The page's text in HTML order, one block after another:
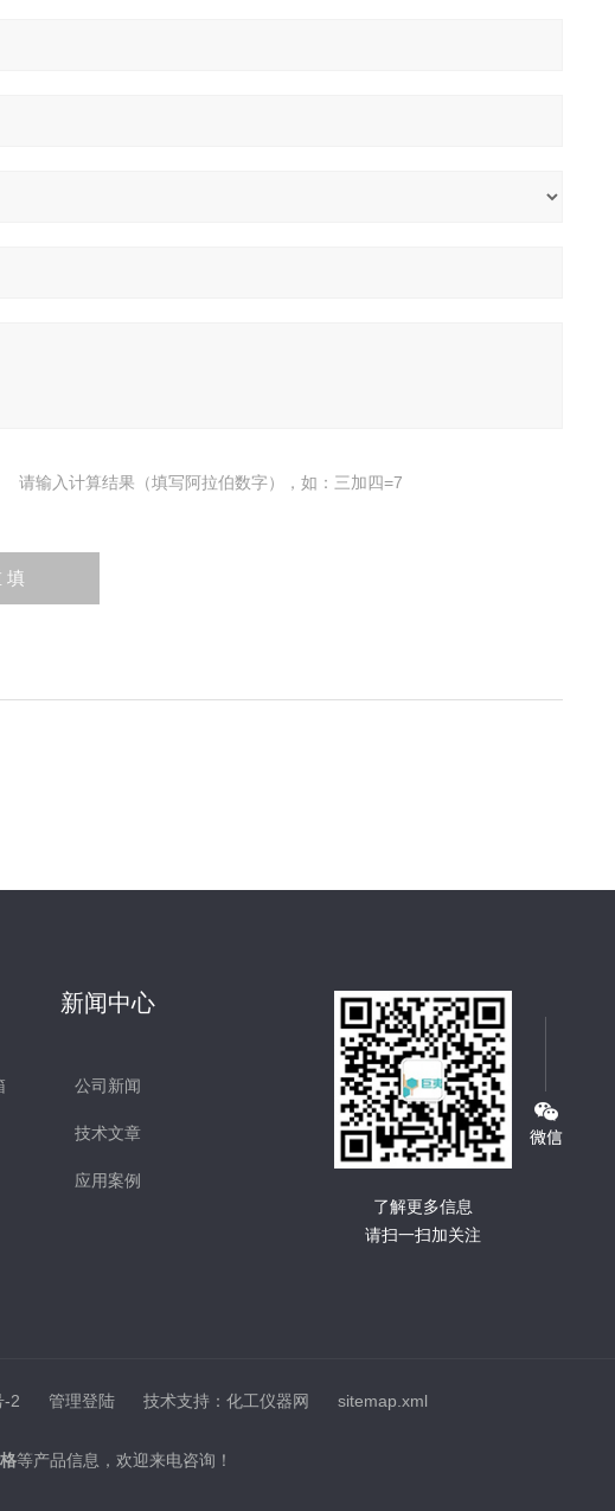
请输入计算结果（填写阿拉伯数字），如：三加四=7
新闻中心
公司新闻
技术文章
应用案例
了解更多信息
请扫一扫加关注
-2 管理登陆 技术支持： 化工仪器网 sitemap.xml
等产品信息，欢迎来电咨询！